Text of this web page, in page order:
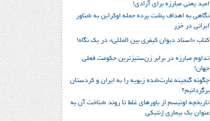
امید یعنی مبارزه برای آزادی!
نگاهی به اهداف پشت پرده حمله اوکراین به شناور
ایرانی در خزر
کتاب «اسناد دیوان کیفری بین المللی» در یک نگاه!
تداوم مبارزه در برابر زن‌ستیزترین حکومت فعلی
جهان!
چگونه گنجینه غارت‌شده زیویه را به ایران و کردستان
برگردانیم؟
تاریخچه اوتیسم از باورهای غلط تا روند شناخت آن به
عنوان یک بیماری ژنتیکی